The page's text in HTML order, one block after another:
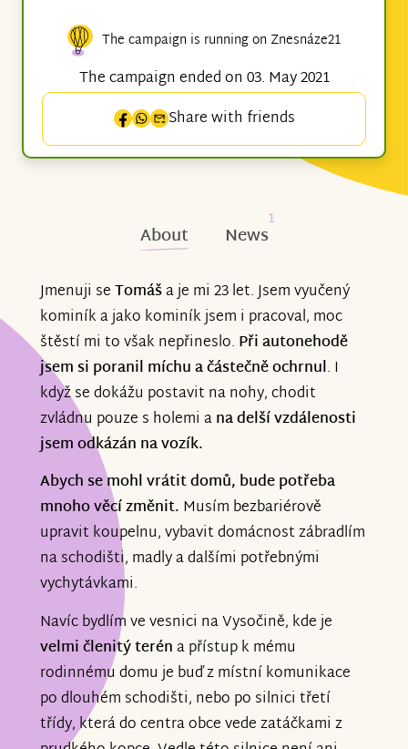
The campaign is running on Znesnáze21
The campaign ended on 03. May 2021
Share with friends
About News
1
Jmenuji seTomáša je mi 23 let. Jsem vyučený
kominík a jako kominík jsem i pracoval, moc
štěstí mi to však nepřineslo. Při autonehodě
jsem si poranil míchu a částečně ochrnul. I
když se dokážu postavit na nohy, chodit
zvládnu pouze s holemi ana delší vzdálenosti
jsem odkázán na vozík.
Abych se mohl vrátit domů, bude potřeba
mnoho věcí změnit. Musím bezbariérově
upravit koupelnu, vybavit domácnost zábradlím
na schodišti, madly a dalšími potřebnými
vychytávkami.
Navíc bydlím ve vesnici na Vysočině, kde je
velmi členitý teréna přístup k mému
rodinnému domu je buď z místní komunikace
po dlouhém schodišti, nebo po silnici třetí
třídy, která do centra obce vede zatáčkami z